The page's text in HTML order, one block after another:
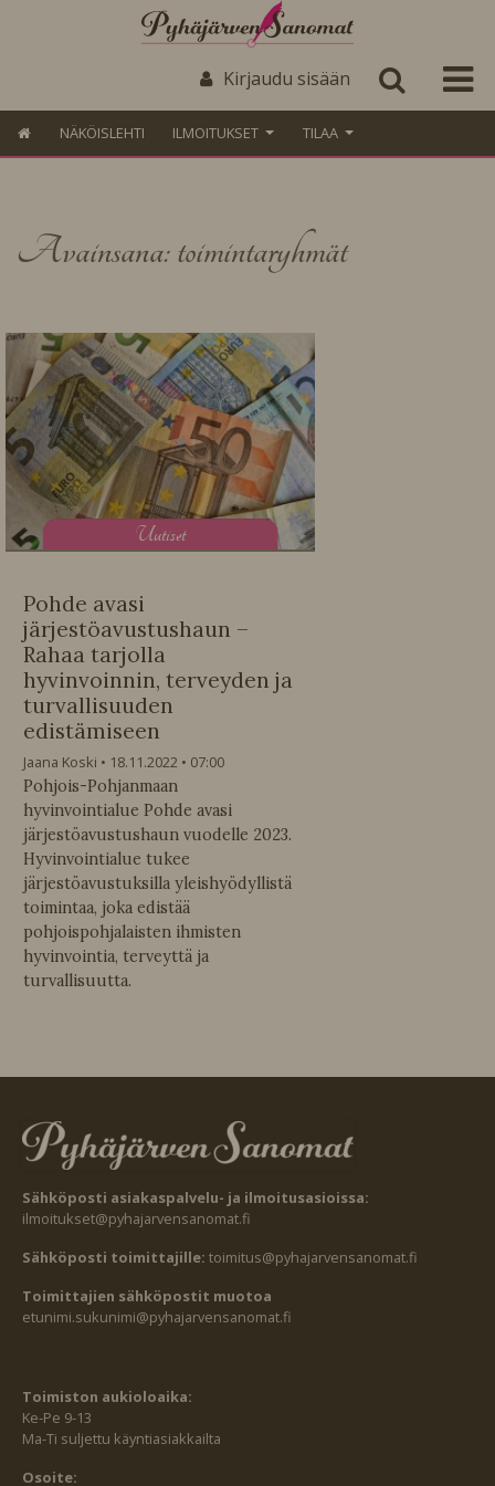
Kirjaudu sisään
NÄKÖISLEHTI ILMOITUKSET TILAA
Avainsana: toimintaryhmät
Uutiset
Pohde avasi
järjestöavustushaun –
Rahaa tarjolla
hyvinvoinnin, terveyden ja
turvallisuuden
edistämiseen
Jaana Koski 18.11.2022
07:00
Pohjois-Pohjanmaan
hyvinvointialue Pohde avasi
järjestöavustushaun vuodelle 2023.
Hyvinvointialue tukee
järjestöavustuksilla yleishyödyllistä
toimintaa, joka edistää
pohjoispohjalaisten ihmisten
hyvinvointia, terveyttä ja
turvallisuutta.
Sähköposti asiakaspalvelu- ja ilmoitusasioissa:
ilmoitukset@pyhajarvensanomat.fi
Sähköposti toimittajille: toimitus@pyhajarvensanomat.fi
Toimittajien sähköpostit muotoa
etunimi.sukunimi@pyhajarvensanomat.fi
Toimiston aukioloaika:
Ke-Pe 9-13
Ma-Ti suljettu käyntiasiakkailta
Osoite: